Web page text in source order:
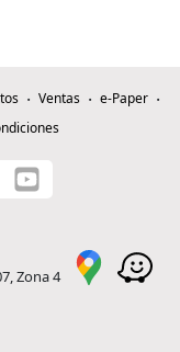
Ventas
e-Paper
Zona 4